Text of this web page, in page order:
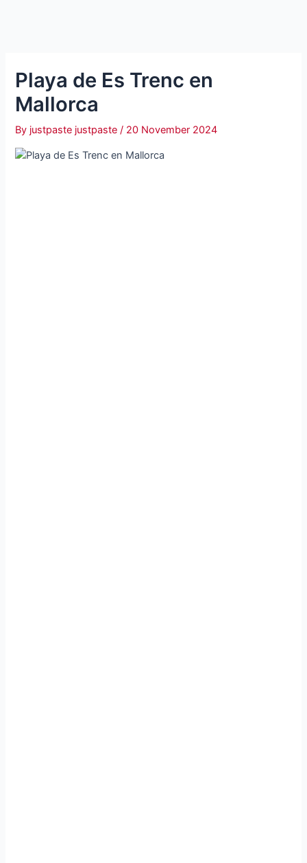
Playa de Es Trenc en
Mallorca
By justpaste justpaste/ 20 November 2024